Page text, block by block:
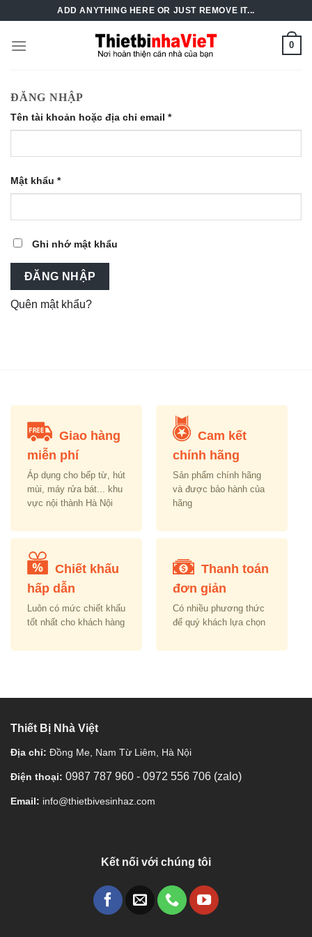
content
ADD ANYTHING HERE OR JUST REMOVE IT...
0
ĐĂNG NHẬP
Tên tài khoản hoặc địa chỉ email *
Mật khẩu *
Ghi nhớ mật khẩu
ĐĂNG NHẬP
Quên mật khẩu?
Giao hàng
miễn phí
Áp dụng cho bếp từ, hút
mùi, máy rửa bát... khu
vực nội thành Hà Nội
Cam kết
chính hãng
Sản phẩm chính hãng
và được bảo hành của
hãng
Chiết khấu
hấp dẫn
Luôn có mức chiết khấu
tốt nhất cho khách hàng
Thanh toán
đơn giản
Có nhiều phương thức
để quý khách lựa chọn
Thiết Bị Nhà Việt
Địa chỉ: Đồng Me, Nam Từ Liêm, Hà Nội
Điện thoại: 0987 787 960 - 0972 556 706 (zalo)
Email: info@thietbivesinhaz.com
Kết nối với chúng tôi